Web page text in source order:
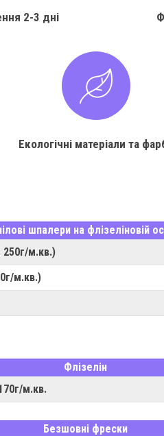
2-3 дні
Екологічні матеріали та
шпалери на флізеліновій
250г/м.кв.)
м.кв.)
Флізелін
м.кв.
Безшовні фрески